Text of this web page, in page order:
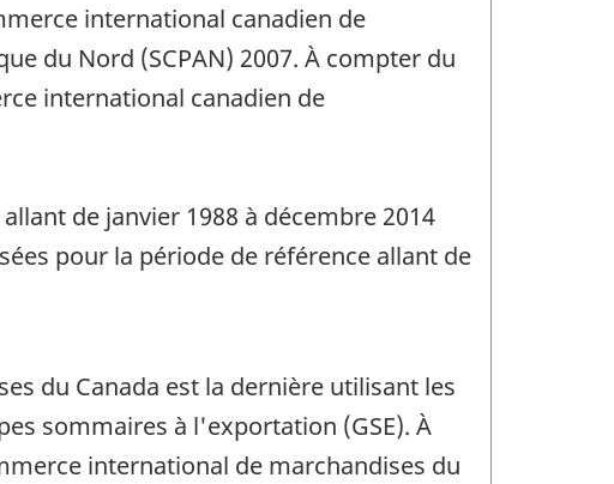
international canadien de
du Nord (SCPAN) 2007. À compter du
international canadien de
de janvier 1988 à décembre 2014
pour la période de référence allant de
du Canada est la dernière utilisant les
sommaires à l'exportation (GSE). À
international de marchandises du